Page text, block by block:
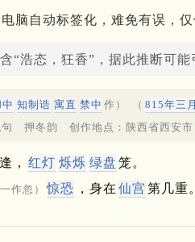
脑自动标签化，难免有误，仅
“浩态，狂香”，据此推断可能
知制诰 寓直 禁中 作） （ 815年三月
句 押冬韵 创作地点：陕西省西安市
， 红灯 烁烁 绿盘 笼。
一作忽） 惊恐 ，身在 仙宫 第几重。